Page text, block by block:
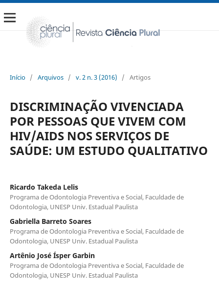
Início / Arquivos / v. 2 n. 3 (2016) / Artigos
DISCRIMINAÇÃO VIVENCIADA
POR PESSOAS QUE VIVEM COM
HIV/AIDS NOS SERVIÇOS DE
SAÚDE: UM ESTUDO QUALITATIVO
Ricardo Takeda Lelis
Programa de Odontologia Preventiva e Social, Faculdade de
Odontologia, UNESP Univ. Estadual Paulista
Gabriella Barreto Soares
Programa de Odontologia Preventiva e Social, Faculdade de
Odontologia, UNESP Univ. Estadual Paulista
Artênio José Ísper Garbin
Programa de Odontologia Preventiva e Social, Faculdade de
Odontologia, UNESP Univ. Estadual Paulista